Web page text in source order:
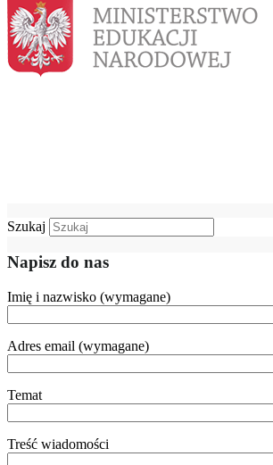
Szukaj
Napisz do nas
Imię i nazwisko (wymagane)
Adres email (wymagane)
Temat
Treść wiadomości